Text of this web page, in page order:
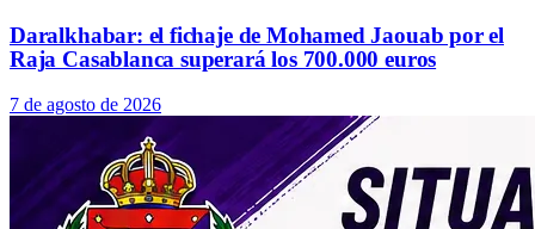
Daralkhabar: el fichaje de Mohamed Jaouab por el
Raja Casablanca superará los 700.000 euros
7 de agosto de 2026